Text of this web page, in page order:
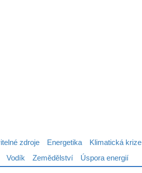
zdroje Energetika Klimatická krize
Vodík Zemědělství Úspora energií